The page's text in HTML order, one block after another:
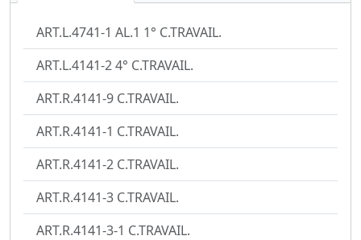
ART.L.4741-1 AL.1 1° C.TRAVAIL.
ART.L.4141-2 4° C.TRAVAIL.
ART.R.4141-9 C.TRAVAIL.
ART.R.4141-1 C.TRAVAIL.
ART.R.4141-2 C.TRAVAIL.
ART.R.4141-3 C.TRAVAIL.
ART.R.4141-3-1 C.TRAVAIL.